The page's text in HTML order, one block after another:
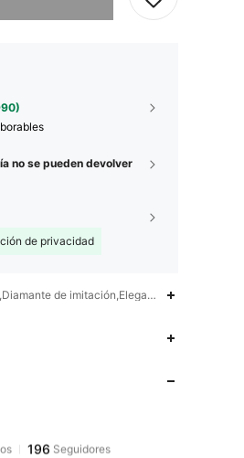
no se pueden devolver
de privacidad
de imitación,Elegante
día